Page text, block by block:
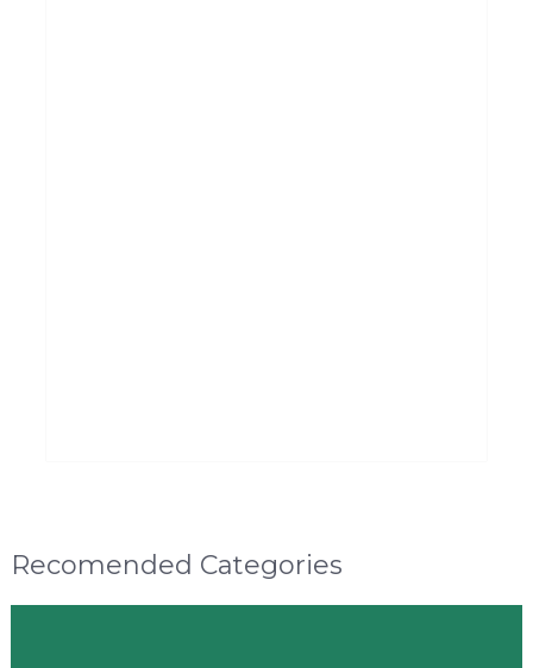
Recomended Categories